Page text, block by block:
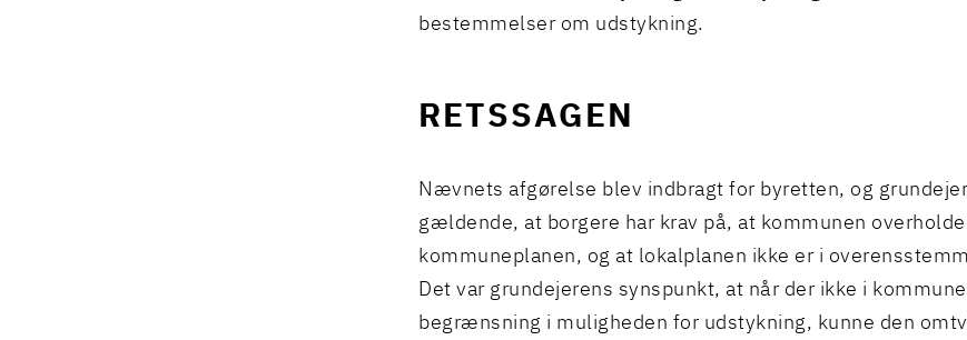
bestemmelser om udstykning.
RETSSAGEN
Nævnets afgørelse blev indbragt for byretten, og
gældende, at borgere har krav på, at kommunen
kommuneplanen, og at lokalplanen ikke er i
Det var grundejerens synspunkt, at når der ikke i
begrænsning i muligheden for udstykning, kunne den